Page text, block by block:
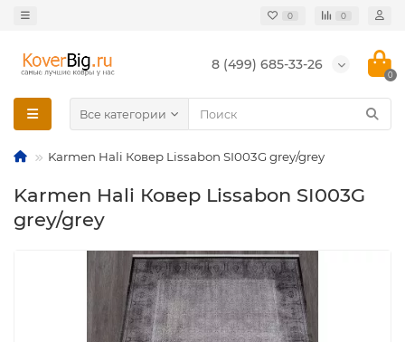
0 0
8 (499) 685-33-26
0
Все категории
Karmen Hali Ковер Lissabon SI003G grey/grey
Karmen Hali Ковер Lissabon SI003G
grey/grey